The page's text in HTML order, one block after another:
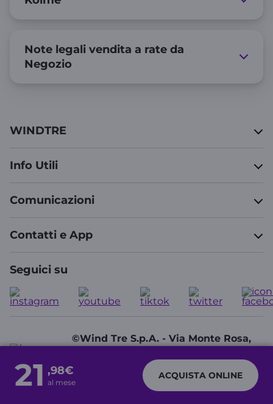
21 ,98€
al mese
ACQUISTA ONLINE
Note legali vendita a rate da
Negozio
WINDTRE
Info Utili
Comunicazioni
Contatti e App
Seguici su
©Wind Tre S.p.A. - Via Monte Rosa,
13378520152